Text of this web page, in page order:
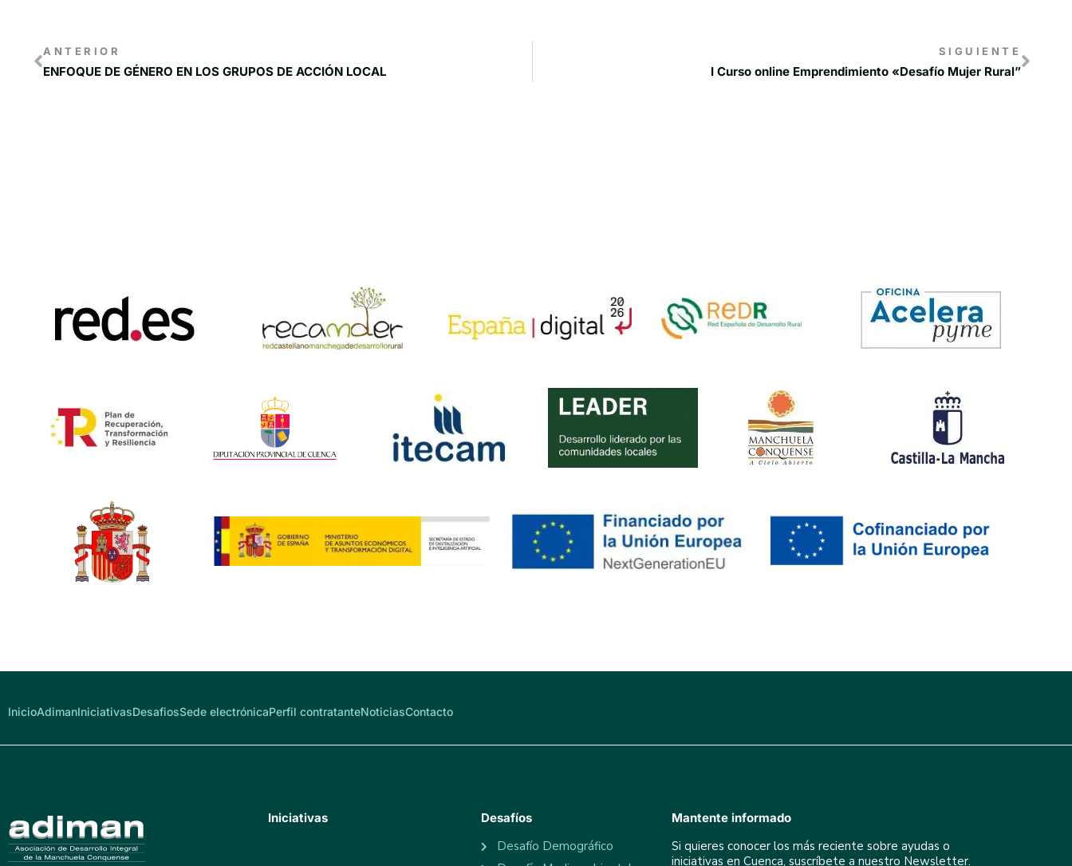
ANTERIOR
ENFOQUE DE GÉNERO EN LOS GRUPOS DE ACCIÓN LOCAL
SIGUIENTE
I Curso online Emprendimiento «Desafío Mujer Rural”
InicioAdimanIniciativasDesafiosSede electrónicaPerfil contratanteNoticiasContacto
Iniciativas Desafíos
Desafío Demográfico
Mantente informado
Si quieres conocer los más reciente sobre ayudas o
iniciativas en Cuenca, suscríbete a nuestro Newsletter.